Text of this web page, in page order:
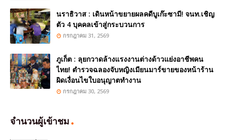
นราธิวาส : เดินหน้าขยายผลคดีบูเก๊ะซามี! จนท.เชิญ
ตัว 4 บุคคลเข้าสู่กระบวนการ
กรกฎาคม 31, 2569
ภูเก็ต : ลุยกวาดล้างแรงงานต่างด้าวแย่งอาชีพคน
ไทย! ตำรวจฉลองจับหญิงเมียนมาร์ขายของหน้าร้าน
ผิดเงื่อนไขใบอนุญาตทำงาน
กรกฎาคม 30, 2569
จำนวนผู้เข้าชม